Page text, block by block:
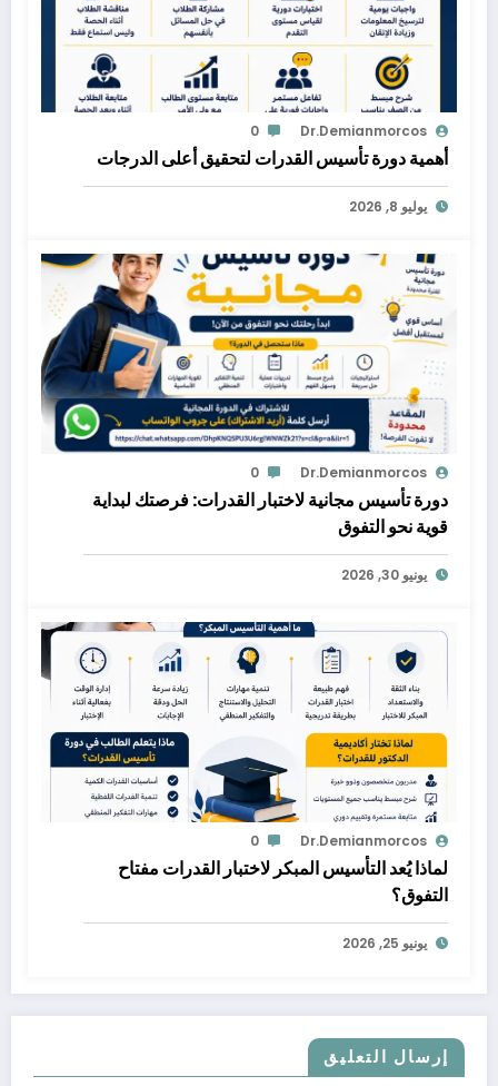
Dr.demianmorcos
0
أهمية دورة تأسيس القدرات لتحقيق أعلى الدرجات
يوليو 8, 2026
Dr.demianmorcos
0
دورة تأسيس مجانية لاختبار القدرات: فرصتك لبداية
قوية نحو التفوق
يونيو 30, 2026
Dr.demianmorcos
0
لماذا يُعد التأسيس المبكر لاختبار القدرات مفتاح
التفوق؟
يونيو 25, 2026
إرسال التعليق